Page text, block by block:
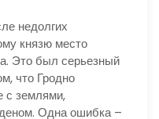
недолгих
князю место
Это был серьезный
что Гродно
с землями,
Одна ошибка –